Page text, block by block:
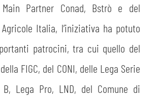
Partner Conad, Bstrò e del
Italia, l’iniziativa ha potuto
patrocini, tra cui quello del
FIGC, del CONI, delle Lega Serie
Lega Pro, LND, del Comune di